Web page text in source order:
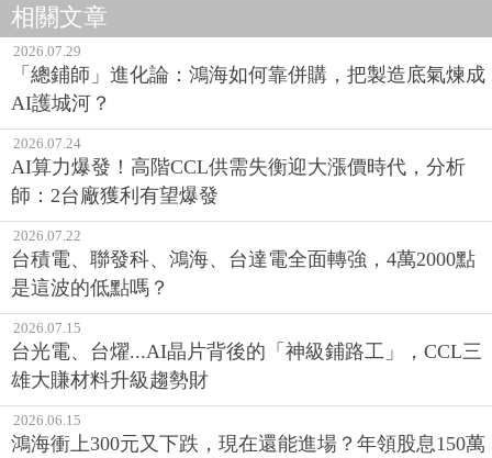
相關文章
2026.07.29
「總鋪師」進化論：鴻海如何靠併購，把製造底氣煉成
AI護城河？
2026.07.24
AI算力爆發！高階CCL供需失衡迎大漲價時代，分析
師：2台廠獲利有望爆發
2026.07.22
台積電、聯發科、鴻海、台達電全面轉強，4萬2000點
是這波的低點嗎？
2026.07.15
台光電、台燿...AI晶片背後的「神級鋪路工」，CCL三
雄大賺材料升級趨勢財
2026.06.15
鴻海衝上300元又下跌，現在還能進場？年領股息150萬